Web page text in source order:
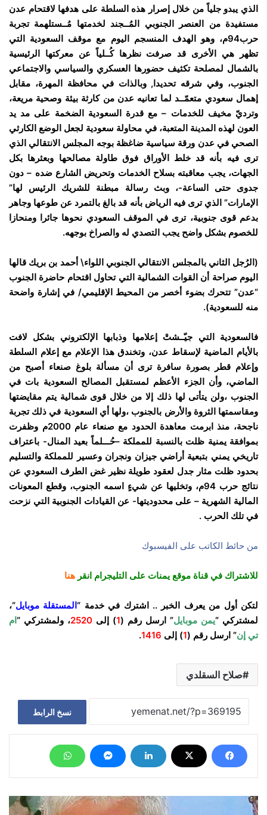
الذي يبدو جلياً من خلال إصرار هذه السلطة على هدفها لاقتحام عدن
مستفيدة من العنصر الجنوبي المُــجند لخدمتها مُــستلهمة تجربة
حرب94م، وهو الهدف المنسجم اليوم مع موقف السعودية التي
تظهر هي الأخرى قد صرفت نظرها كُــلياً عن معركتها الرئيسية
بالشمال لمصلحة تكثيف حضورها العسكري والسياسي والاجتماعي
الجنوب، وفي شرقه تحديدا, وبالذات في محافظة المهرة، مقابل
إهمال سعودي متعمّــد لما تعانيه عدن من كارثة بيئة وصحية مريعة،
وترديّ مخيف للخدمات – مع قدرة السعودية الضخمة على مد يد
العون لهذه المدينة المتعبة، في محاولة سعودية لجعل الوضع الكارثي
الصحي في عدن ورقة سياسية ضاغظة بوجه المجلس الانتقالي الذي
ترى فيه بأنه قد خلط الأوراق فوق طاولة مصالحها وبعثرها بكل
الجهات، يجب معاقبته بسلاح الخدمات وتحريض الشارع ضده – دون
جدوى حتى الساعة-، وبث رسالة مبطنة للشريك الرئيس لها”
الإمارات” الذي ترى فيه الرياض بأنه قد بالغ بالتمرد عن طوعها وجاهر
بدعم قوى جنوبية، ترى في الموقف السعودي نحوها جائرا ومنحازا
للخصوم بشكل واضح يجب التصدي له والصراخ بوجهه.
(الرُجل الثاني بالمجلس الانتقالي الجنوبي اللواء\ أحمد بن بريك قالها
اليوم صراحة أن القوات الشمالية التي تحاول اقتحام حاضرة الجنوب
“عدن” تتحرك بضوء أخصر من المحيط الإقليمي/ في إشارة واضحة
منه للسعودية).
فالسعودية التي جيّــشتْ إعلامها وذبابها الإلكتروني بشكل لافت
بالأيام الماضية لإسقاط عدن، وتخندق هذا الإعلام مع إعلام السلطة
وإعلام قطر بصورة سافرة ترى أن مسألة بلوغ صنعاء أصبح من
الماضي، وأن الجزء الأعظم لمستقبل المصالح السعودية بات في
الجنوب ،ولن يتأتى لها ذلك إلا من خلال قوى شمالية يتم مقايضتها
ومقاسمتها الثروة والأرض بالجنوب ،ولها أي السعودية في ذلك تجربة
ناجحة، منذ ابرمت معاهدة الحدود مع صنعاء عام 2000م وظفرت
بموافقة يمنية ظلت بالنسبة للمملكة –حُـــلماً بعيد المنال- باعتراف
تاريخي يمني بتبعية أراضي جيزان ونجران وعسير للمملكة والتسليم
بحدود ظلت مثار جدل لعقود طويلة نظير غض الطرف السعودي عن
نتائج حرب 94م، وتخليها عن شيءٍ اسمه الجنوب، وقطع المعونات
المالية الشهرية – على محدوديتها- عن القيادات الجنوبية التي نزحت
في تلك الحرب .
من حائط الكاتب على الفيسبوك
للاشتراك في قناة موقع يمنات على التليجرام انقر هنا
لتكن أول من يعرف الخبر .. اشترك في خدمة “المستقلة موبايل“،
لمشتركي “يمن موبايل” ارسل رقم (1) إلى 2520، ولمشتركي “ام
تي إن” ارسل رقم (1) إلى 1416
.
صلاح السقلدي
نسخ الرابط